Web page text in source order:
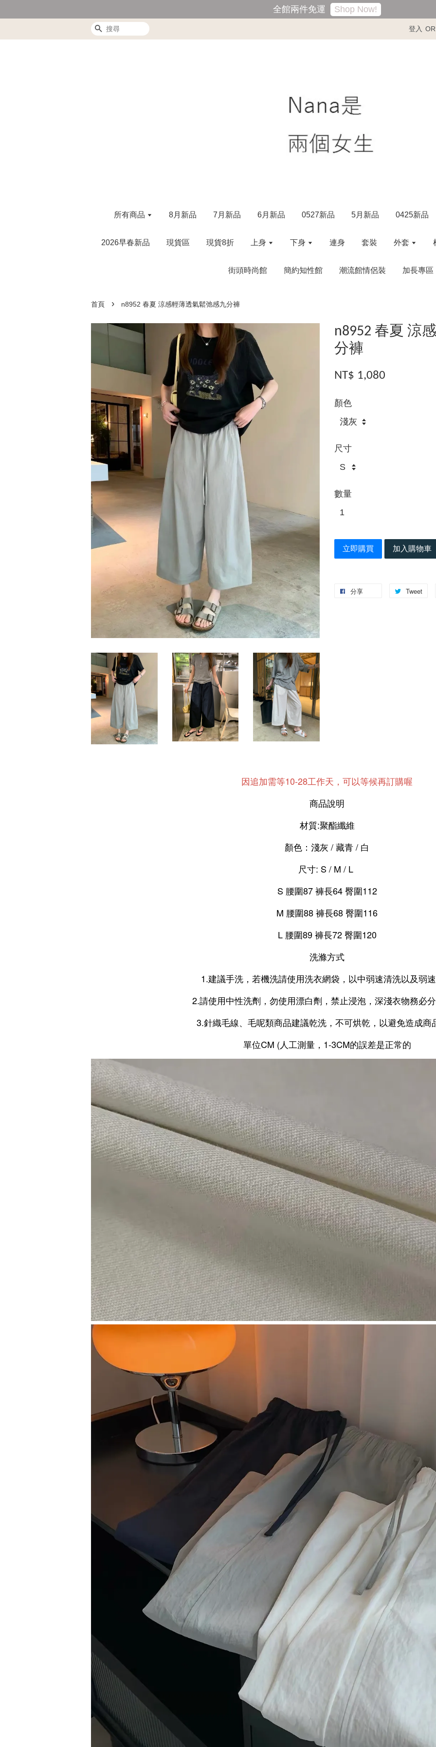
全館兩件免運 Shop Now!
搜尋 登入 OR
所有商品 8月新品 7月新品 6月新品 0527新品 5月新品 0425新品
2026早春新品 現貨區 現貨8折 上身 下身 連身 套裝 外套
街頭時尚館 簡約知性館 潮流館情侶裝 加長專區
首頁 › n8952 春夏 涼感輕薄透氣鬆弛感九分褲
n8952 春夏 涼
分褲
NT$ 1,080
顏色
尺寸
數量
立即購買 加入購物車
分享 Tweet
因追加需等10-28工作天，可以等候再訂購喔
商品說明
材質:聚酯纖維
顏色：淺灰 / 藏青 / 白
尺寸: S / M / L
S 腰圍87 褲長64 臀圍112
M 腰圍88 褲長68 臀圍116
L 腰圍89 褲長72 臀圍120
洗滌方式
1.建議手洗，若機洗請使用洗衣網袋，以中弱速清洗以及弱
2.請使用中性洗劑，勿使用漂白劑，禁止浸泡，深淺衣物務必
3.針織毛線、毛呢類商品建議乾洗，不可烘乾，以避免造成商
單位CM (人工測量，1-3CM的誤差是正常的